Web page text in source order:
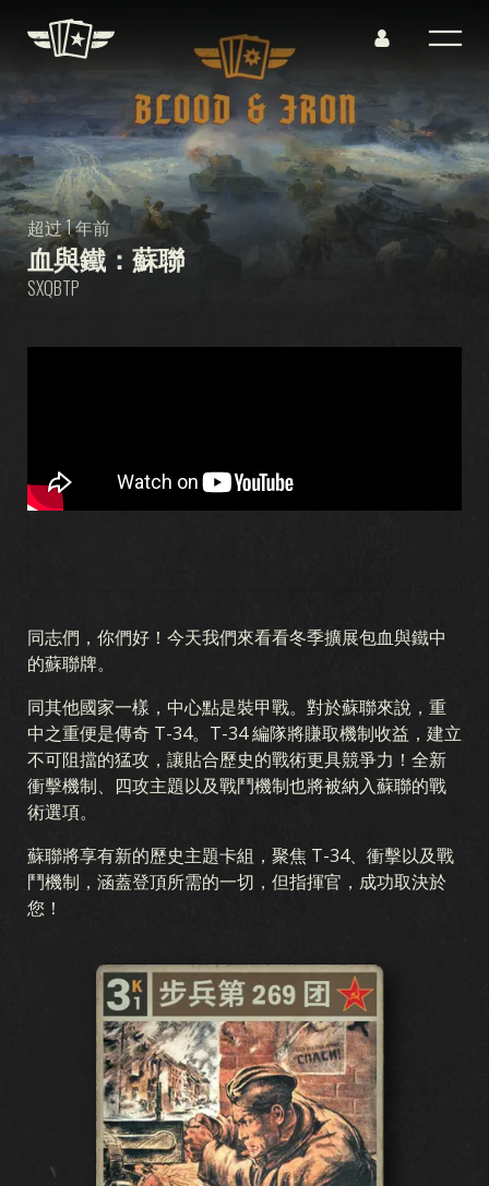
血與鐵：蘇聯
超过 1 年前
SXQBTP
同志們，你們好！今天我們來看看冬季擴展包血與鐵中
的蘇聯牌。
同其他國家一樣，中心點是裝甲戰。對於蘇聯來說，重
中之重便是傳奇 T-34。T-34 編隊將賺取機制收益，建立
不可阻擋的猛攻，讓貼合歷史的戰術更具競爭力！全新
衝擊機制、四攻主題以及戰鬥機制也將被納入蘇聯的戰
術選項。
蘇聯將享有新的歷史主題卡組，聚焦 T-34、衝擊以及戰
鬥機制，涵蓋登頂所需的一切，但指揮官，成功取決於
您！